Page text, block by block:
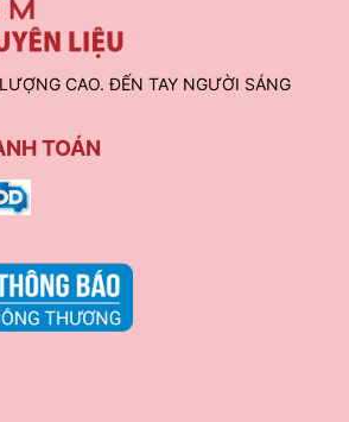
CAO. ĐẾN TAY NGƯỜI SÁNG
TOÁN